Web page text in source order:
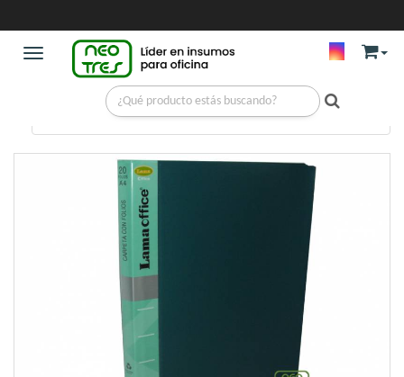
Toggle navigation
CARPETAS CON FOLIO / CARPETA PRES FOLIO OF 80